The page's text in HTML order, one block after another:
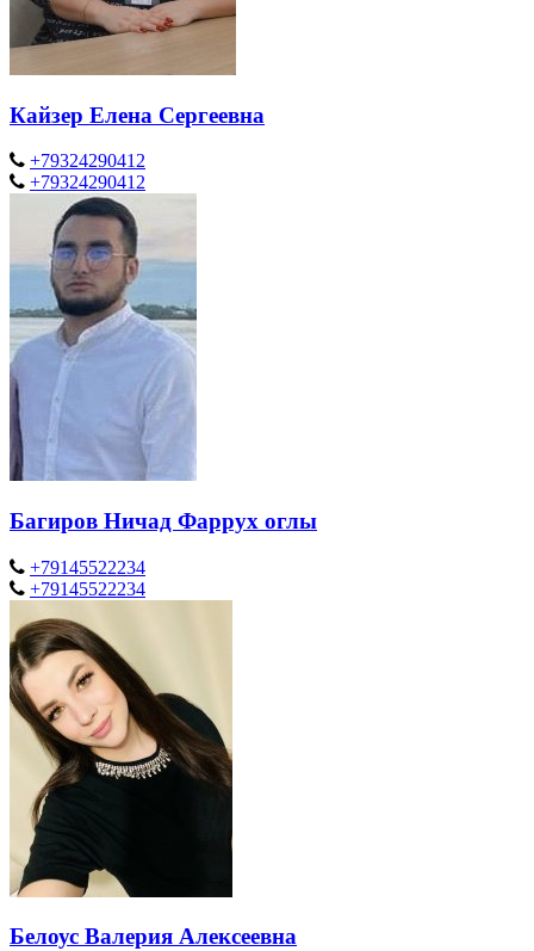
Кайзер Елена Сергеевна
+79324290412
+79324290412
Багиров Ничад Фаррух оглы
+79145522234
+79145522234
Белоус Валерия Алексеевна